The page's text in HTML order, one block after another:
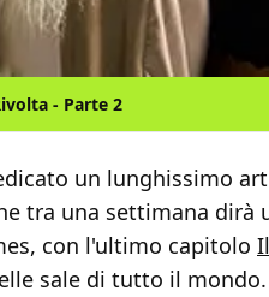
- Parte 2
un lunghissimo
tra una settimana dirà
con l'ultimo capitolo
sale di tutto il mondo.